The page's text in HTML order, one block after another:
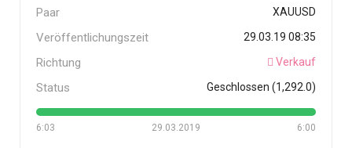
Paar XAUUSD
Veröffentlichungszeit 29.03.19 08:35
Richtung Verkauf
Status Geschlossen (1,292.0)
6:03 6:00
29.03.2019